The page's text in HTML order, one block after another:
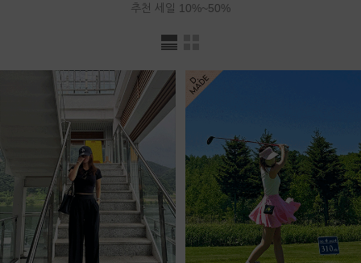
추천 세일 10%~50%